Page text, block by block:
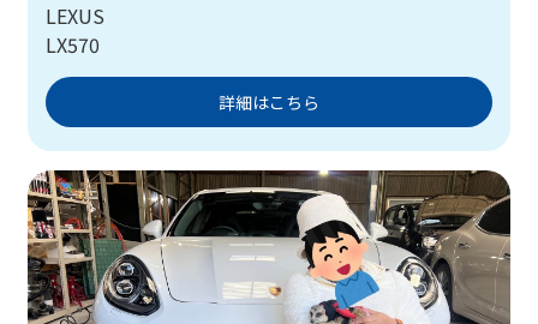
LEXUS
LX570
詳細はこちら